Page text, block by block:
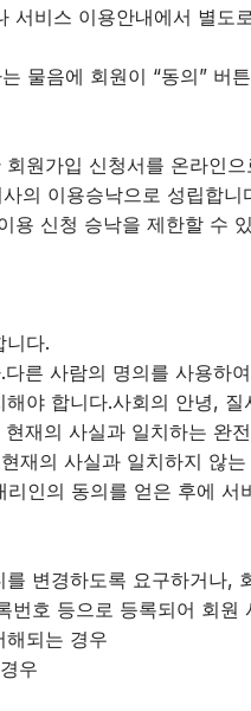
서비스 이용안내에서 별도
물음에 회원이 “동의”
원가입 신청서를 온라인
의 이용승낙으로 성립합니
용 신청 승낙을 제한할 수
다.
른 사람의 명의를 사용하
야 합니다.사회의 안녕,
재의 사실과 일치하는 완
재의 사실과 일치하지 않
인의 동의를 얻은 후에
변경하도록 요구하거나,
호 등으로 등록되어 회원
되는 경우
우